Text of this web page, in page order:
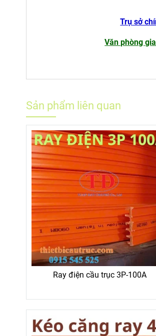
Trụ sở
Văn phòng
Sản phẩm liên quan
Ray điện cầu trục 3P-100A